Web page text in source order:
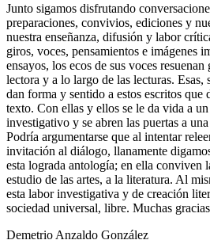
Junto sigamos disfrutando
preparaciones, convivios, ediciones y
nuestra enseñanza, difusión y labor
giros, voces, pensamientos e imágenes
ensayos, los ecos de sus voces
lectora y a lo largo de las lecturas. Esas,
dan forma y sentido a estos escritos que
texto. Con ellas y ellos se le da vida a
investigativo y se abren las puertas a
Podría argumentarse que al intentar
invitación al diálogo, llanamente
esta lograda antología; en ella conviven
estudio de las artes, a la literatura. Al
esta labor investigativa y de creación
sociedad universal, libre. Muchas
Demetrio Anzaldo González